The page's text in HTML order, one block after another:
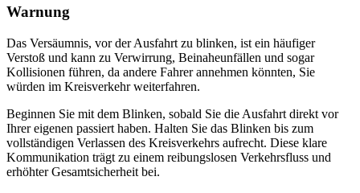
Warnung
Das Versäumnis, vor der Ausfahrt zu blinken, ist ein häufiger
Verstoß und kann zu Verwirrung, Beinaheunfällen und sogar
Kollisionen führen, da andere Fahrer annehmen könnten, Sie
würden im Kreisverkehr weiterfahren.
Beginnen Sie mit dem Blinken, sobald Sie die Ausfahrt direkt vor
Ihrer eigenen passiert haben. Halten Sie das Blinken bis zum
vollständigen Verlassen des Kreisverkehrs aufrecht. Diese klare
Kommunikation trägt zu einem reibungslosen Verkehrsfluss und
erhöhter Gesamtsicherheit bei.